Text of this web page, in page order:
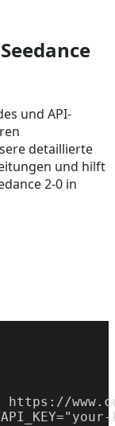
und API-
detaillierte
und hilft
2-0 in
https://